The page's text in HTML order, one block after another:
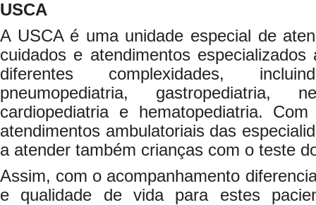
USCA
A USCA é uma unidade especial de
cuidados e atendimentos
diferentes complexidades,
pneumopediatria, gastropediatria,
cardiopediatria e hematopediatria.
atendimentos ambulatoriais das
a atender também crianças com o teste
Assim, com o acompanhamento
e qualidade de vida para estes